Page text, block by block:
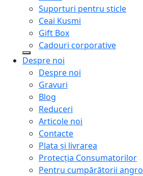
Suporturi pentru sticle
Ceai Kusmi
Gift Box
Cadouri corporative
Despre noi
Despre noi
Gravuri
Blog
Reduceri
Articole noi
Contacte
Plata și livrarea
Protecţia Consumatorilor
Pentru cumpărătorii angro